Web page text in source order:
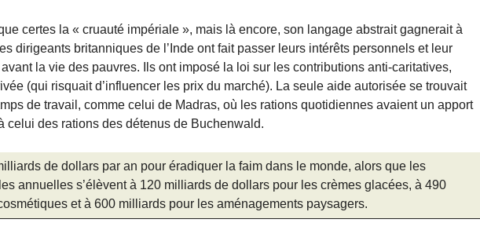
certes la « cruauté impériale », mais là encore, son langage abstrait gagnerait à
dirigeants britanniques de l’Inde ont fait passer leurs intérêts personnels et leur
la vie des pauvres. Ils ont imposé la loi sur les contributions anti-caritatives,
(qui risquait d’influencer les prix du marché). La seule aide autorisée se trouvait
de travail, comme celui de Madras, où les rations quotidiennes avaient un apport
celui des rations des détenus de Buchenwald.
de dollars par an pour éradiquer la faim dans le monde, alors que les
annuelles s’élèvent à 120 milliards de dollars pour les crèmes glacées, à 490
et à 600 milliards pour les aménagements paysagers.